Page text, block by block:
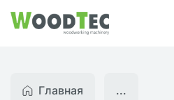
Главная ...